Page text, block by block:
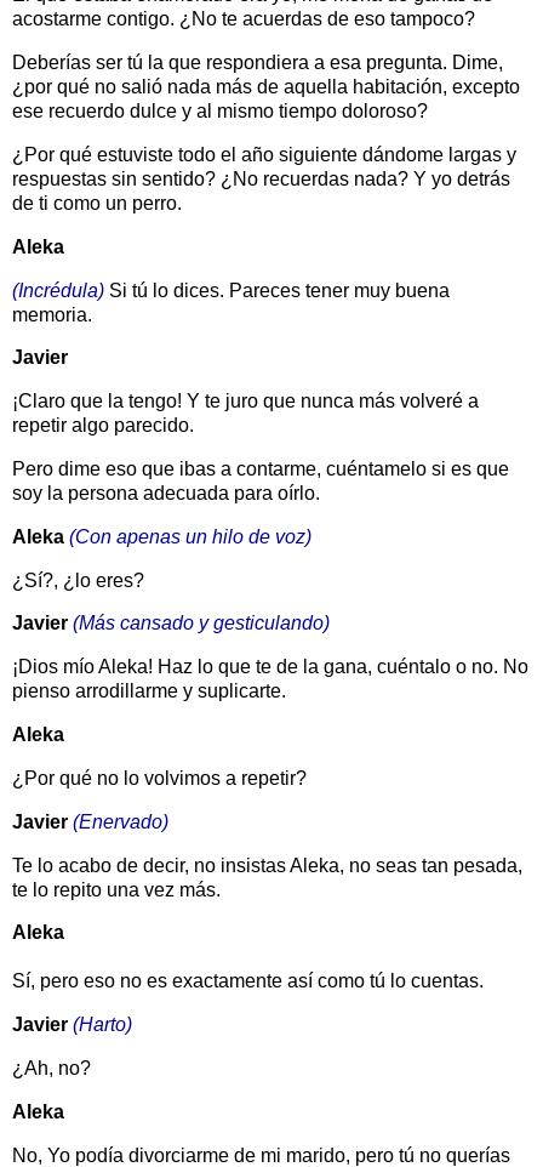
acostarme contigo. ¿No te acuerdas de eso tampoco?
Deberías ser tú la que respondiera a esa pregunta. Dime,
¿por qué no salió nada más de aquella habitación, excepto
ese recuerdo dulce y al mismo tiempo doloroso?
¿Por qué estuviste todo el año siguiente dándome largas y
respuestas sin sentido? ¿No recuerdas nada? Y yo detrás
de ti como un perro.
Aleka
(Incrédula) Si tú lo dices. Pareces tener muy buena
memoria.
Javier
¡Claro que la tengo! Y te juro que nunca más volveré a
repetir algo parecido.
Pero dime eso que ibas a contarme, cuéntamelo si es que
soy la persona adecuada para oírlo.
Aleka (Con apenas un hilo de voz)
¿Sí?, ¿lo eres?
Javier (Más cansado y gesticulando)
¡Dios mío Aleka! Haz lo que te de la gana, cuéntalo o no. No
pienso arrodillarme y suplicarte.
Aleka
¿Por qué no lo volvimos a repetir?
Javier (Enervado)
Te lo acabo de decir, no insistas Aleka, no seas tan pesada,
te lo repito una vez más.
Aleka
Sí, pero eso no es exactamente así como tú lo cuentas.
Javier (Harto)
¿Ah, no?
Aleka
No, Yo podía divorciarme de mi marido, pero tú no querías